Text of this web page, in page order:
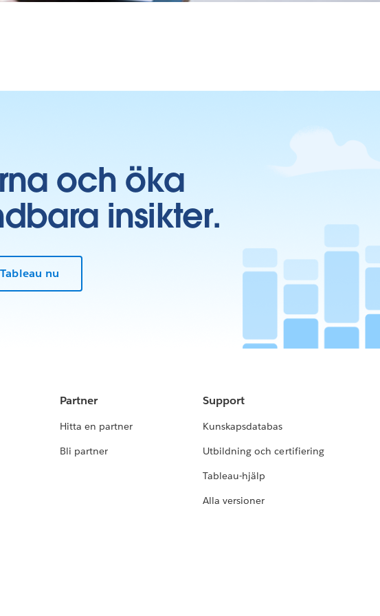
och öka
insikter.
nu
Partner
Hitta en partner
Bli partner
Support
Kunskapsdatabas
Utbildning och certifiering
Tableau-hjälp
Alla versioner